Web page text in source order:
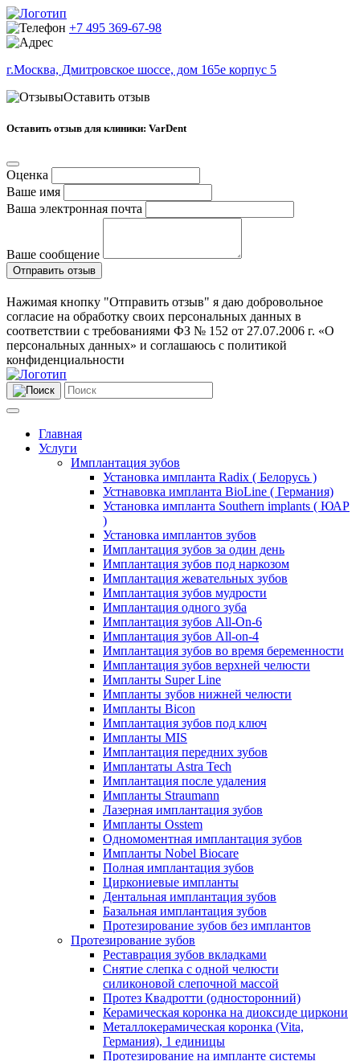
+7 495 369-67-98
г.Москва, Дмитровское шоссе, дом 165е корпус 5
Оставить отзыв
Оставить отзыв для клиники: VarDent
Оценка
Ваше имя
Ваша электронная почта
Ваше сообщение
Отправить отзыв
Нажимая кнопку "Отправить отзыв" я даю добровольное
согласие на обработку своих персональных данных в
соответствии с требованиями ФЗ № 152 от 27.07.2006 г. «О
персональных данных» и соглашаюсь с политикой
конфиденциальности
Главная
Услуги
Имплантация зубов
Установка импланта Radix ( Белорусь )
Устнавовка импланта BioLine ( Германия)
Установка импланта Southern implants ( ЮАР
)
Установка имплантов зубов
Имплантация зубов за один день
Имплантация зубов под наркозом
Имплантация жевательных зубов
Имплантация зубов мудрости
Имплантация одного зуба
Имплантация зубов All-On-6
Имплантация зубов All-on-4
Имплантация зубов во время беременности
Имплантация зубов верхней челюсти
Импланты Super Line
Импланты зубов нижней челюсти
Импланты Bicon
Имплантация зубов под ключ
Импланты MIS
Имплантация передних зубов
Имплантаты Astra Tech
Имплантация после удаления
Импланты Straumann
Лазерная имплантация зубов
Импланты Osstem
Одномоментная имплантация зубов
Импланты Nobel Biocare
Полная имплантация зубов
Циркониевые импланты
Дентальная имплантация зубов
Базальная имплантация зубов
Протезирование зубов без имплантов
Протезирование зубов
Реставрация зубов вкладками
Снятие слепка с одной челюсти
силиконовой слепочной массой
Протез Квадротти (односторонний)
Керамическая коронка на диоксиде циркони
Металлокерамическая коронка (Vita,
Германия), 1 единицы
Протезирование на импланте системы